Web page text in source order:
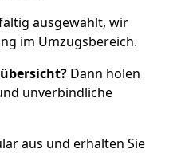
ausgewählt, wir
im Umzugsbereich.
Dann holen
unverbindliche
aus und erhalten Sie